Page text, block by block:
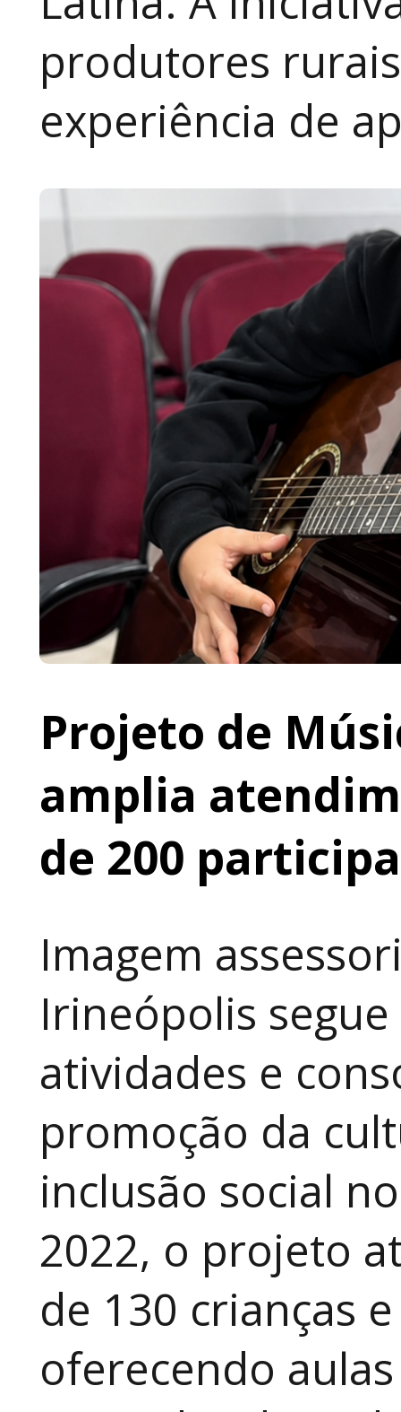
produtores
experiência de
Projeto de
amplia
de 200
Imagem
Irineópolis
atividades e
promoção da
inclusão social
2022, o projeto
de 130 crianças
oferecendo